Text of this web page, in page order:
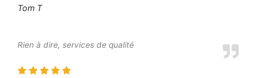
Tom T
Rien à dire, services de qualité